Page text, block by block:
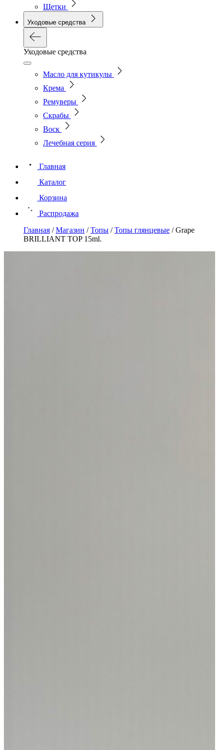
Щетки
Уходовые средства
Уходовые средства
Масло для кутикулы
Крема
Ремуверы
Скрабы
Воск
Лечебная серия
Главная
Каталог
Корзина
Распродажа
Главная /Магазин /Топы /Топы глянцевые /Grape
BRILLIANT TOP 15ml.